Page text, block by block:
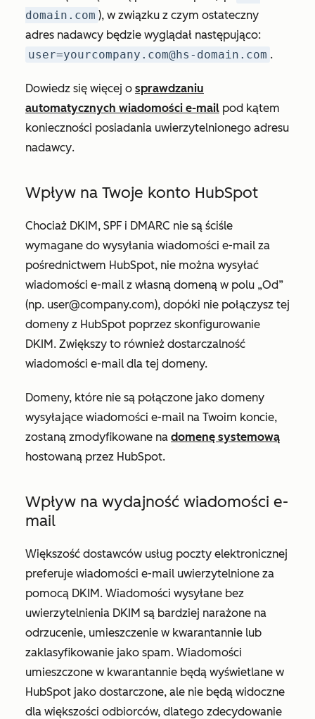
domain.com ), w związku z czym ostateczny
adres nadawcy będzie wyglądał następująco:
user=yourcompany.com@hs-domain.com .
Dowiedz się więcej o sprawdzaniu
automatycznych wiadomości e-mail pod kątem
konieczności posiadania uwierzytelnionego adresu
nadawcy.
Wpływ na Twoje konto HubSpot
Chociaż DKIM, SPF i DMARC nie są ściśle
wymagane do wysyłania wiadomości e-mail za
pośrednictwem HubSpot, nie można wysyłać
wiadomości e-mail z własną domeną w polu „Od”
(np. user@company.com), dopóki nie połączysz tej
domeny z HubSpot poprzez skonfigurowanie
DKIM. Zwiększy to również dostarczalność
wiadomości e-mail dla tej domeny.
Domeny, które nie są połączone jako domeny
wysyłające wiadomości e-mail na Twoim koncie,
zostaną zmodyfikowane na domenę systemową
hostowaną przez HubSpot.
Wpływ na wydajność wiadomości e-
mail
Większość dostawców usług poczty elektronicznej
preferuje wiadomości e-mail uwierzytelnione za
pomocą DKIM. Wiadomości wysyłane bez
uwierzytelnienia DKIM są bardziej narażone na
odrzucenie, umieszczenie w kwarantannie lub
zaklasyfikowanie jako spam. Wiadomości
umieszczone w kwarantannie będą wyświetlane w
HubSpot jako dostarczone, ale nie będą widoczne
dla większości odbiorców, dlatego zdecydowanie